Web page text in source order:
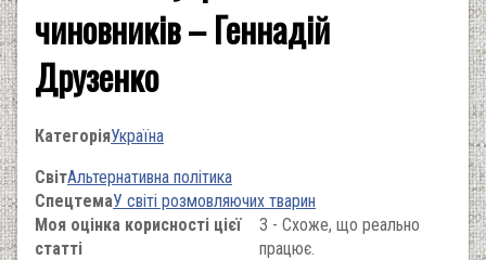
чиновників – Геннадій
Друзенко
КатегоріяУкраїна
СвітАльтернативна політика
СпецтемаУ світі розмовляючих тварин
Моя оцінка корисності цієї
статті
3 - Схоже, що реально
працює.